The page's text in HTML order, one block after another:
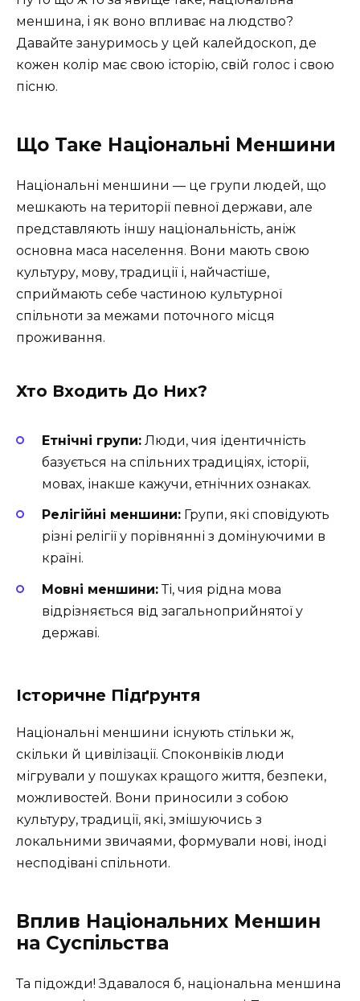
меншина, і як воно впливає на людство?
Давайте зануримось у цей калейдоскоп, де
кожен колір має свою історію, свій голос і свою
пісню.
Що Таке Національні Меншини
Національні меншини — це групи людей, що
мешкають на території певної держави, але
представляють іншу національність, аніж
основна маса населення. Вони мають свою
культуру, мову, традиції і, найчастіше,
сприймають себе частиною культурної
спільноти за межами поточного місця
проживання.
Хто Входить До Них?
Етнічні групи: Люди, чия ідентичність
базується на спільних традиціях, історії,
мовах, інакше кажучи, етнічних ознаках.
Релігійні меншини: Групи, які сповідують
різні релігії у порівнянні з домінуючими в
країні.
Мовні меншини:Ті, чия рідна мова
відрізняється від загальноприйнятої у
державі.
Історичне Підґрунтя
Національні меншини існують стільки ж,
скільки й цивілізації. Споконвіків люди
мігрували у пошуках кращого життя, безпеки,
можливостей. Вони приносили з собою
культуру, традиції, які, змішуючись з
локальними звичаями, формували нові, іноді
несподівані спільноти.
Вплив Національних Меншин
на Суспільства
Та підожди! Здавалося б, національна меншина